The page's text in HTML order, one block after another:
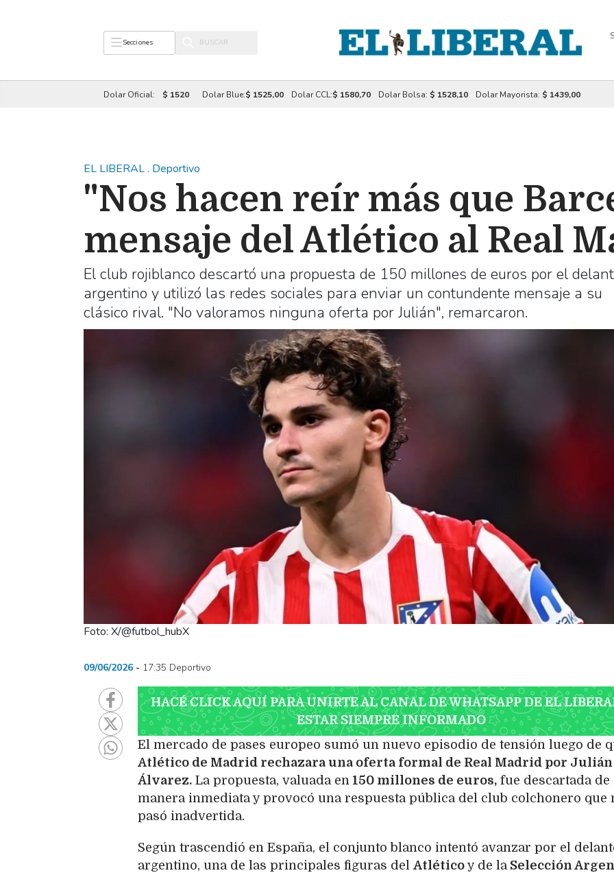
Secciones
Dolar Oficial: $ 1520 Dolar Blue:$ 1525,00 Dolar CCL:$ 1580,70 Dolar Bolsa: $ 1528,10 Dolar Mayorista: $ 1439,00
EL LIBERAL. Deportivo
"Nos hacen reír más que
mensaje del Atlético al Real
El club rojiblanco descartó una propuesta de 150 millones de euros por el
argentino y utilizó las redes sociales para enviar un contundente mensaje a su
clásico rival. "No valoramos ninguna oferta por Julián", remarcaron.
Foto: X/@futbol_hubX
09/06/2026 17:35 Deportivo
HACÉ CLICK AQUÍ PARA UNIRTE AL CANAL DE WHATSAPP DE EL
ESTAR SIEMPRE INFORMADO
El mercado de pases europeo sumó un nuevo episodio de tensión luego de
Atlético de Madrid rechazara una oferta formal de Real Madrid por Julián
Álvarez. La propuesta, valuada en 150 millones de euros, fue descartada de
manera inmediata y provocó una respuesta pública del club colchonero que
pasó inadvertida.
Según trascendió en España, el conjunto blanco intentó avanzar por el
argentino, una de las principales figuras del Atlético y de la Selección